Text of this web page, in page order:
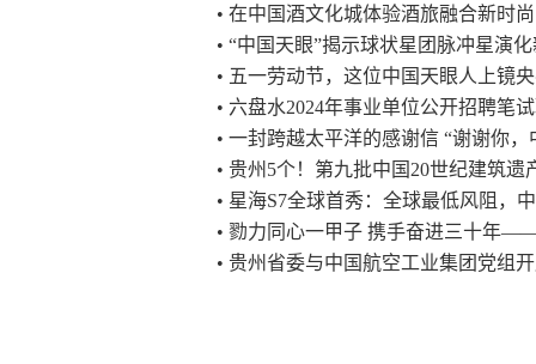
• 在中国酒文化城体验酒旅融合新时
• “中国天眼”揭示球状星团脉冲星演
• 五一劳动节，这位中国天眼人上镜
• 六盘水2024年事业单位公开招聘笔
• 一封跨越太平洋的感谢信 “谢谢你，
• 贵州5个！第九批中国20世纪建筑遗
• 星海S7全球首秀：全球最低风阻，
• 勠力同心一甲子 携手奋进三十年
• 贵州省委与中国航空工业集团党组